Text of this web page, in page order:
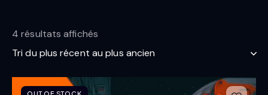
4 résultats affichés